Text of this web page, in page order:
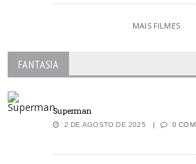
MAIS FILMES
FANTASIA
Superman
2 DE AGOSTO DE 2025 0